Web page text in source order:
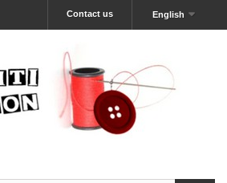
English
Contact us